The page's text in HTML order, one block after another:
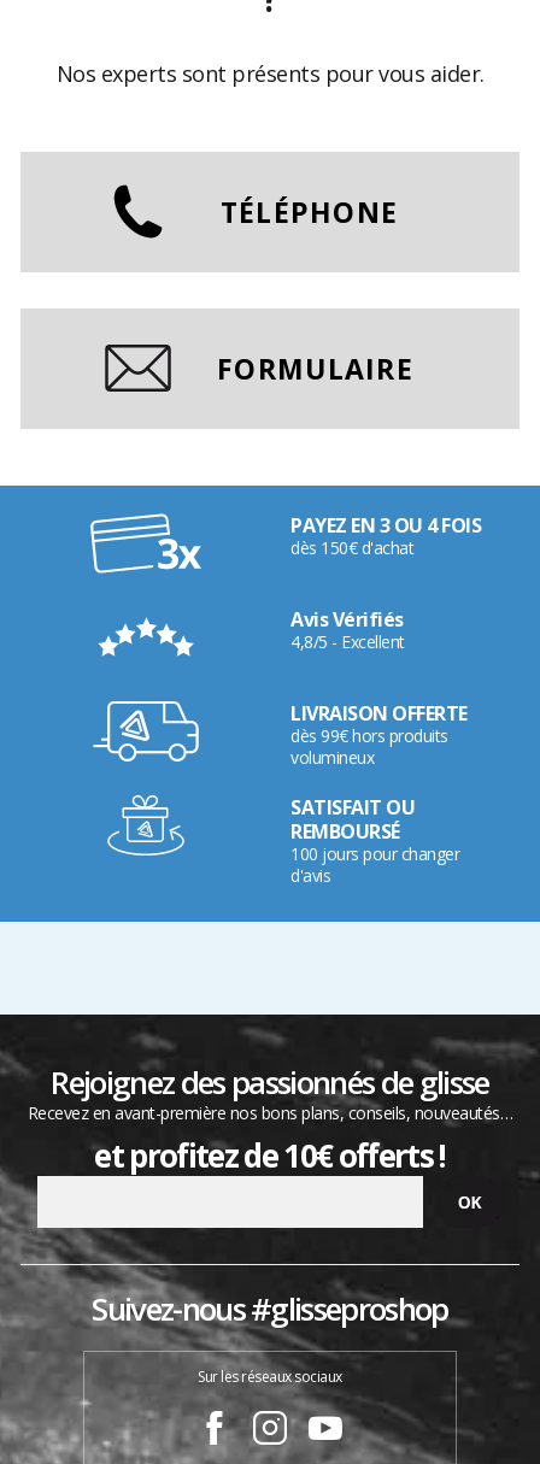
Nos experts sont présents pour vous aider.
TÉLÉPHONE
FORMULAIRE
PAYEZ EN 3 OU 4 FOIS
dès 150€ d'achat
Avis Vérifiés
4,8/5 - Excellent
LIVRAISON OFFERTE
dès 99€ hors produits
volumineux
SATISFAIT OU
REMBOURSÉ
100 jours pour changer
d'avis
Rejoignez des passionnés de glisse
Recevez en avant-première nos bons plans, conseils, nouveautés…
et profitez de 10€ offerts !
Suivez-nous #glisseproshop
Sur les réseaux sociaux